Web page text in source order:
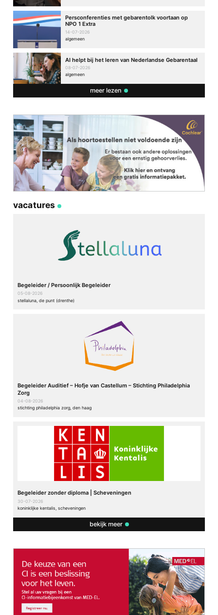
Persconferenties met gebarentolk voortaan op
NPO 1 Extra
14-07-2026
algemeen
AI helpt bij het leren van Nederlandse Gebarentaal
08-07-2026
algemeen
meer lezen
vacatures
Begeleider / Persoonlijk Begeleider
05-08-2026
stellaluna, de punt (drenthe)
Begeleider Auditief – Hofje van Castellum – Stichting Philadelphia
Zorg
04-08-2026
stichting philadelphia zorg, den haag
Begeleider zonder diploma | Scheveningen
30-07-2026
koninklijke kentalis, scheveningen
bekijk meer